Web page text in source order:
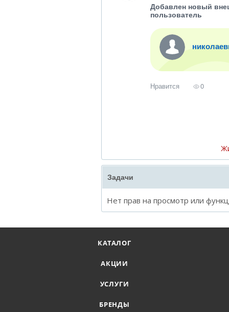
Добавлен новый
пользователь
Нравится 0
Задачи
Нет прав на просмотр или
КАТАЛОГ
АКЦИИ
УСЛУГИ
БРЕНДЫ